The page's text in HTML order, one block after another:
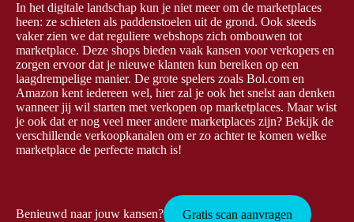
In het digitale landschap kun je niet meer om de marketplaces
heen: ze schieten als paddenstoelen uit de grond. Ook steeds
vaker zien we dat reguliere webshops zich ombouwen tot
marketplace. Deze shops bieden vaak kansen voor verkopers en
zorgen ervoor dat je nieuwe klanten kun bereiken op een
laagdrempelige manier. De grote spelers zoals Bol.com en
Amazon kent iedereen wel, hier zal je ook het snelst aan denken
wanneer jij wil starten met verkopen op marketplaces. Maar wist
je ook dat er nog veel meer andere marketplaces zijn? Bekijk de
verschillende verkoopkanalen om er zo achter te komen welke
marketplace de perfecte match is!
Benieuwd naar jouw kansen? Gratis scan aanvragen